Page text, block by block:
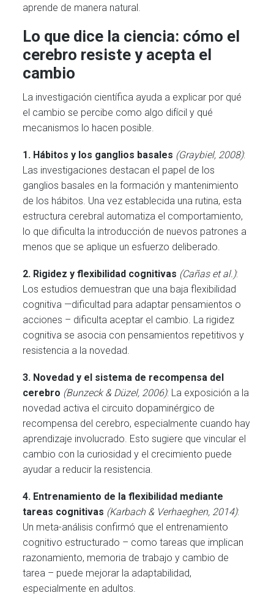
aprende de manera natural.
Lo que dice la ciencia: cómo el
cerebro resiste y acepta el
cambio
La investigación científica ayuda a explicar por qué
el cambio se percibe como algo difícil y qué
mecanismos lo hacen posible.
1. Hábitos y los ganglios basales (Graybiel, 2008):
Las investigaciones destacan el papel de los
ganglios basales en la formación y mantenimiento
de los hábitos. Una vez establecida una rutina, esta
estructura cerebral automatiza el comportamiento,
lo que dificulta la introducción de nuevos patrones a
menos que se aplique un esfuerzo deliberado.
2. Rigidez y flexibilidad cognitivas (Cañas et al.):
Los estudios demuestran que una baja flexibilidad
cognitiva —dificultad para adaptar pensamientos o
acciones – dificulta aceptar el cambio. La rigidez
cognitiva se asocia con pensamientos repetitivos y
resistencia a la novedad.
3. Novedad y el sistema de recompensa del
cerebro (Bunzeck & Düzel, 2006): La exposición a la
novedad activa el circuito dopaminérgico de
recompensa del cerebro, especialmente cuando hay
aprendizaje involucrado. Esto sugiere que vincular el
cambio con la curiosidad y el crecimiento puede
ayudar a reducir la resistencia.
4. Entrenamiento de la flexibilidad mediante
tareas cognitivas (Karbach & Verhaeghen, 2014):
Un meta-análisis confirmó que el entrenamiento
cognitivo estructurado – como tareas que implican
razonamiento, memoria de trabajo y cambio de
tarea – puede mejorar la adaptabilidad,
especialmente en adultos.